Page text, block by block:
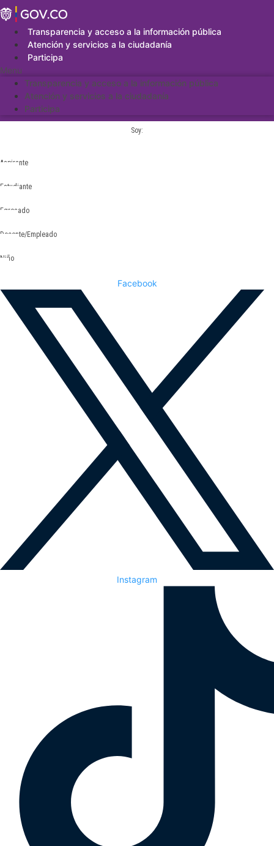
Saltar
al
contenidoTransparencia y acceso a la información pública
Atención y servicios a la ciudadanía
Participa
Menu
Transparencia y acceso a la información pública
Atención y servicios a la ciudadanía
Participa
Soy:
Aspirante
Estudiante
Egresado
Docente/Empleado
Niño
Facebook
Instagram